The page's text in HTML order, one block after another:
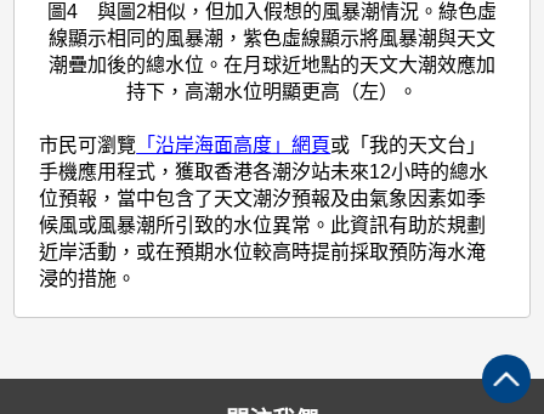
圖4 與圖2相似，但加入假想的風暴潮情況。綠色虛
線顯示相同的風暴潮，紫色虛線顯示將風暴潮與天文
潮疊加後的總水位。在月球近地點的天文大潮效應加
持下，高潮水位明顯更高（左）。
市民可瀏覽 「沿岸海面高度」網頁或「我的天文台」
手機應用程式，獲取香港各潮汐站未來12小時的總水
位預報，當中包含了天文潮汐預報及由氣象因素如季
候風或風暴潮所引致的水位異常。此資訊有助於規劃
近岸活動，或在預期水位較高時提前採取預防海水淹
浸的措施。